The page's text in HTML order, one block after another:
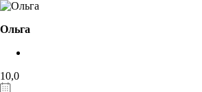
Ольга
10,0